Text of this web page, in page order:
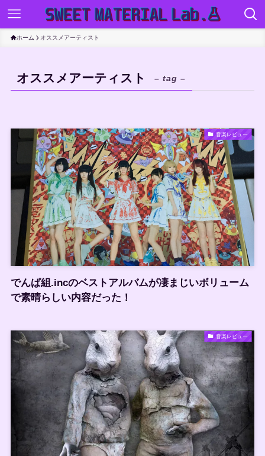
ホーム オススメアーティスト
オススメアーティスト – tag –
音楽レビュー
でんぱ組.incのベストアルバムが凄まじいボリューム
で素晴らしい内容だった！
音楽レビュー